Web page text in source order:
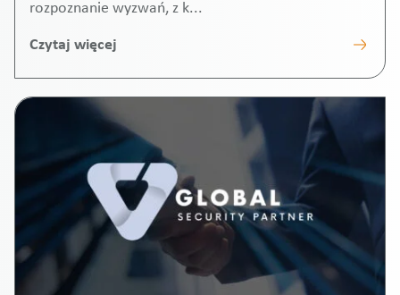
rozpoznanie wyzwań, z k...
Czytaj więcej